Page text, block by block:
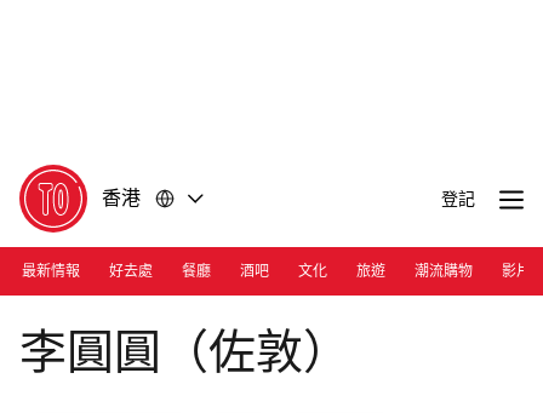
香港 登記
最新情報 好去處 餐廳 酒吧 文化 旅遊 潮流購物 影片
Photograph: Courtesy Bubble Lee
李圓圓（佐敦）